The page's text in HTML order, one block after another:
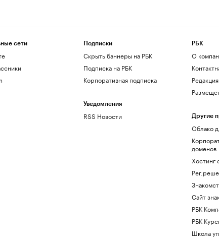
сети Подписки
Скрыть баннеры на РБК
Подписка на РБК
Корпоративная подписка
Уведомления
RSS Новости
РБК
О
Редакция
Другие
Облако
доменов
Хостинг
Сайт
РБК
РБК
Школа